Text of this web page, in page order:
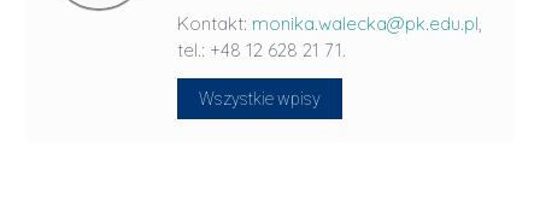
Kontakt: monika.walecka@pk.edu.pl,
tel.: +48 12 628 21 71.
Wszystkie wpisy